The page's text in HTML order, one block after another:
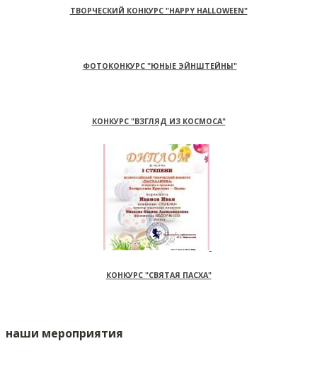
ТВОРЧЕСКИЙ КОНКУРС "HAPPY HALLOWEEN"
ФОТОКОНКУРС "ЮНЫЕ ЭЙНШТЕЙНЫ"
КОНКУРС "ВЗГЛЯД ИЗ КОСМОСА"
КОНКУРС "СВЯТАЯ ПАСХА"
наши мероприятия